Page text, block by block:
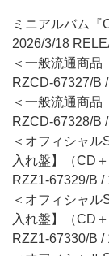
ミニアルバム『
2026/3/18
＜一般流通商品
RZCD-67327/B
＜一般流通商品
RZCD-67328/B
＜オフィシャル
入れ盤】（CD
RZZ1-67329/B /
＜オフィシャル
入れ盤】（CD
RZZ1-67330/B /